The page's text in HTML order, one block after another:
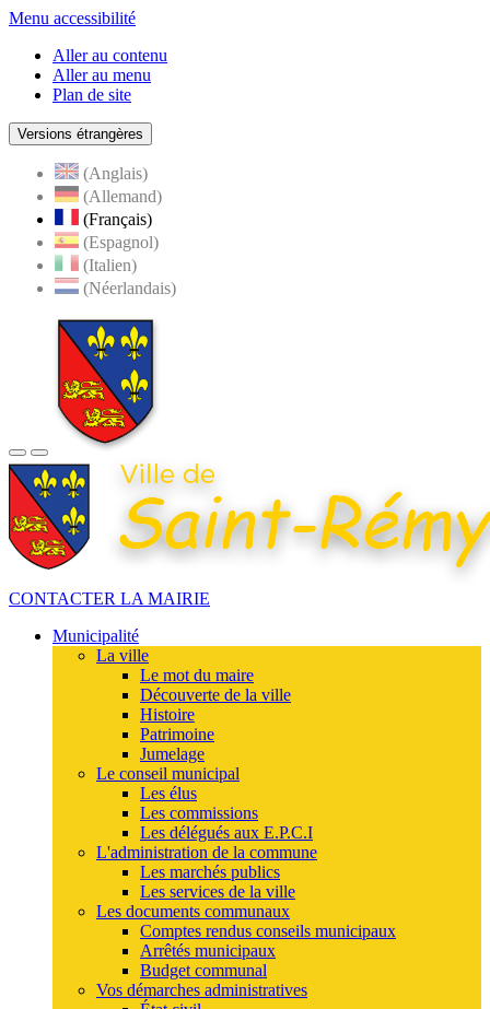
Menu accessibilité
Aller au contenu
Aller au menu
Plan de site
Versions étrangères
(Anglais)
(Allemand)
(Français)
(Espagnol)
(Italien)
(Néerlandais)
CONTACTER LA MAIRIE
Municipalité
La ville
Le mot du maire
Découverte de la ville
Histoire
Patrimoine
Jumelage
Le conseil municipal
Les élus
Les commissions
Les délégués aux E.P.C.I
L'administration de la commune
Les marchés publics
Les services de la ville
Les documents communaux
Comptes rendus conseils municipaux
Arrêtés municipaux
Budget communal
Vos démarches administratives